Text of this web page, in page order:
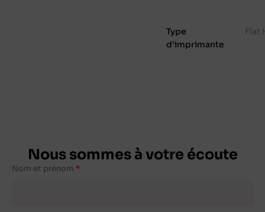
Type
d'imprimante
Flat
Nous sommes à votre écoute
Nom et prénom